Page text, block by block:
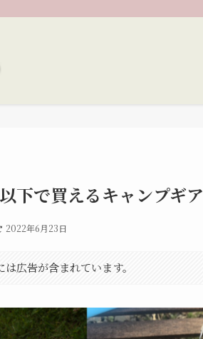
下で買えるキャンプギア
2022年6月23日
広告が含まれています。